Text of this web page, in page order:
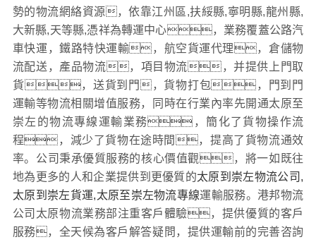
勢的物流網絡資源，依靠江州區,扶綏縣,寧明縣,龍州縣,
大新縣,天等縣,憑祥為轉運中心，業務覆蓋公路汽
車快運，鐵路特快運輸，航空貨運代理，倉儲物
流配送，產品物流，項目物流，并提供上門取
貨，送貨到門，貨物打包，門到門
運輸等物流相關增值服務，同時在行業內率先開通太原至
崇左的物流專線運輸業務，簡化了貨物操作流
程，減少了貨物在途時間，提高了貨物流通效
率。公司秉承優質服務的核心價值觀，將一如既往
地為更多的人和企業提供到更優質的太原到崇左物流公司,
太原到崇左貨運,太原至崇左物流專線運輸服務。港邦物流
公司太原物流業務部注重客戶體驗，提供優質的客戶
服務，全天候為客戶解答疑問，提供運輸前的完善咨詢